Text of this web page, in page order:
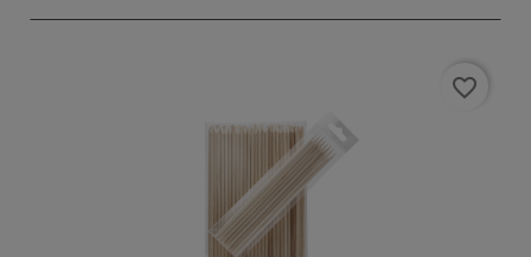
favorite_border